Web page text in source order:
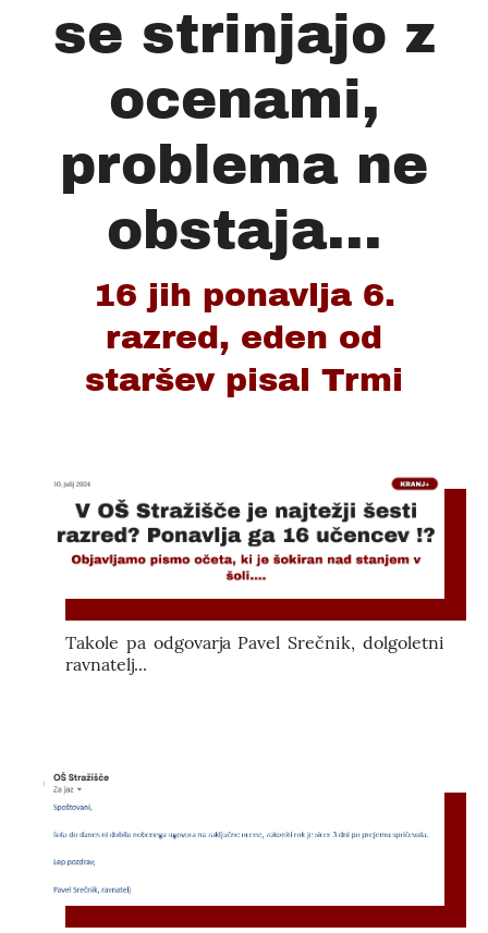
se strinjajo z
ocenami,
problema ne
obstaja...
16 jih ponavlja 6.
razred, eden od
staršev pisal Trmi
Takole pa odgovarja Pavel Srečnik, dolgoletni
ravnatelj...